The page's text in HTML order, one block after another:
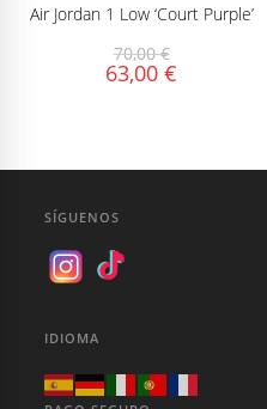
Air Jordan 1 Low ‘Court Purple’
70,00€
63,00€
SÍGUENOS
IDIOMA